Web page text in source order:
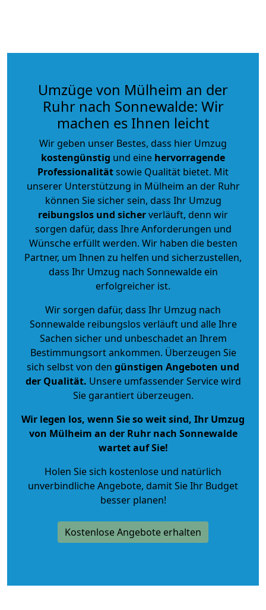
Umzüge von Mülheim an der
Ruhr nach Sonnewalde: Wir
machen es Ihnen leicht
Wir geben unser Bestes, dass hier Umzug
kostengünstig und eine hervorragende
Professionalitätsowie Qualität bietet. Mit
unserer Unterstützung in Mülheim an der Ruhr
können Sie sicher sein, dass Ihr Umzug
reibungslos und sicherverläuft, denn wir
sorgen dafür, dass Ihre Anforderungen und
Wünsche erfüllt werden. Wir haben die besten
Partner, um Ihnen zu helfen und sicherzustellen,
dass Ihr Umzug nach Sonnewalde ein
erfolgreicher ist.
Wir sorgen dafür, dass Ihr Umzug nach
Sonnewalde reibungslos verläuft und alle Ihre
Sachen sicher und unbeschadet an Ihrem
Bestimmungsort ankommen. Überzeugen Sie
sich selbst von den günstigen Angeboten und
der Qualität. Unsere umfassender Service wird
Sie garantiert überzeugen.
Wir legen los, wenn Sie so weit sind, Ihr Umzug
von Mülheim an der Ruhr nach Sonnewalde
wartet auf Sie!
Holen Sie sich kostenlose und natürlich
unverbindliche Angebote, damit Sie Ihr Budget
besser planen!
Kostenlose Angebote erhalten